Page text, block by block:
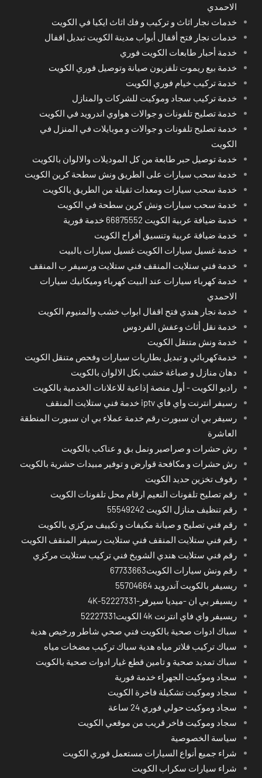
الاحمدي
خدمات نجار اثاث و تركيب و فك اثاث ايكيا في الكويت
خدمات نجار فتح أقفال أبواب مدينة الكويت تبديل اقفال
خدمة أحبار طابعات الكويت فوري
خدمة بيع ريموت تلفزيون صيانة وتوصيل فوري الكويت
خدمة تركيب خيام فوري الكويت
خدمة تركيب سجاد وموكيت للشركات والمنازل
خدمة تصليح تلفونات و جوالات هواوي اندرويد في الكويت
خدمة تصليح تلفونات و جوالات و موبايلات في المنزل في
الكويت
خدمة توصيل حبر طابعة من كل الموديلات والالوان بالكويت
خدمة سحب سيارات على الطريق ونش سطحة كرين الكويت
خدمة سحب سيارات ومعدات ثقيلة من الطريق بالكويت
خدمة سحب سيارات ونش كرين سطحة في الكويت
خدمة ضيافة عربية الكويت 66875552 خدمة فورية
خدمة ضيافة عربية وتنسيق أفراح الكويت
خدمة غسيل سيارات الكويت غسيل سيارات بالبيت
خدمة فني ستلايت المنقف فني ستلايت ورسيفر ب المنقف
خدمة كهرباء سيارات عند البيت كهرباء وميكانيك سيارات
الاحمدي
خدمة نجار هندي فتح اقفال ابواب خشب والمنيوم الكويت
خدمة نقل أثاث وعفش الفردوس
خدمة ونش متنقل الكويت
خدمةكهربائي و تبديل بطاريات سيارات وفحص متنقل الكويت
دهان منازل و صباغة خشب بكل الالوان بالكويت
راديو الكويت - أول منصة إذاعية للاعلانات الخدمية بالكويت
رسيفر انترنت واي فاي iptv خدمة فني ستلايت المنقف
رسيفر بي ان سبورت رقم خدمة عملاء بي ان سبورت المنطقة
العاشرة
رش حشرات و صراصير ونمل بق و عناكب بالكويت
رش حشرات و مكافحة قوارض و توفير مبيدات حشرية بالكويت
رفوف تخزين حديد الكويت
رقم تصليح تلفونات النعيم ارقام محل تلفونات الكويت
رقم تنظيف منازل الكويت 55549242
رقم فني تصليح و صيانة مكيفات و تكييف مركزي بالكويت
رقم فني ستلايت المنقف فني ستلايت رسيفر المنقف الكويت
رقم فني ستلايت هندي الشويخ فني تركيب ستلايت مركزي
رقم ونش سيارات الكويت67733663
ريسيفر بالكويت آندرويد 55704664
ريسيفر بي ان -ميديا سيرفر-4K-52227331
ريسيفر واي فاي انترنت 4k الكويت52227331
سباك ادوات صحية بالكويت فني صحي شاطر ورخيص هدية
سباك تركيب فلاتر مياه هدية سباك تركيب مضخات مياه
سباك تمديد صحية و تامين قطع غيار ادوات صحية بالكويت
سجاد وموكيت الجهراء خدمة فورية
سجاد وموكيت تشكيلة فاخرة الكويت
سجاد وموكيت حولي فوري 24 ساعة
سجاد وموكيت فاخر قريب من موقعي الكويت
سياسة الخصوصية
شراء جميع أنواع السيارات مستعمل فوري الكويت
شراء سيارات سكراب الكويت